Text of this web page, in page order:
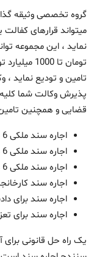
گروه تخصصی وثیقه
میتواند قرارهای
تومان تا
تامین و تودیع نماید
پذیرش وکالت شما کلیه
قضایی و همچنین
اجاره سند ملکی 6 دانگ مرکز استان
اجاره سند ملکی 6 دانگ کلان شهر ها
اجاره سند ملکی 6 دانگ شهرستان ها
اجاره سند کارخانجات
اجاره سند برای
اجاره سند برای
یک راه حل قانونی برای